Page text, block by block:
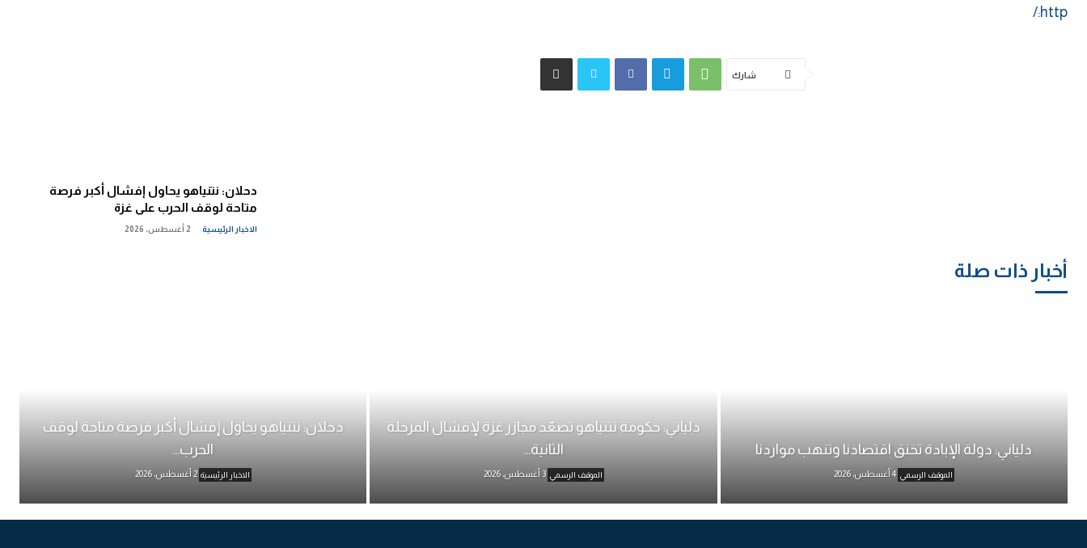
دحلان: نتنياهو يحاول إفشال أكبر فرصة
متاحة لوقف الحرب على غزة
الاخبار الرئيسية 2 أغسطس، 2026
http:/
شارك
أخبار ذات صلة
دلياني: دولة الإبادة تخنق اقتصادنا وتنهب مواردنا
الموقف الرسمي 4 أغسطس، 2026
دلياني: حكومة نتنياهو تصعّد مجازر غزة لإفشال المرحلة
الثانية...
الموقف الرسمي 3 أغسطس، 2026
دحلان: نتنياهو يحاول إفشال أكبر فرصة متاحة لوقف
الحرب...
الاخبار الرئيسية 2 أغسطس، 2026